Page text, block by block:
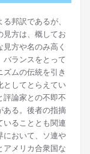
邦訳であるが、
見方は、概してお
方や名のみ高く
バランスをとって
ムの伝統を引き
としてとらえてい
評論家との不即不
ある。後者の指摘
いることとも関連
において、ソ連や
アメリカ合衆国な